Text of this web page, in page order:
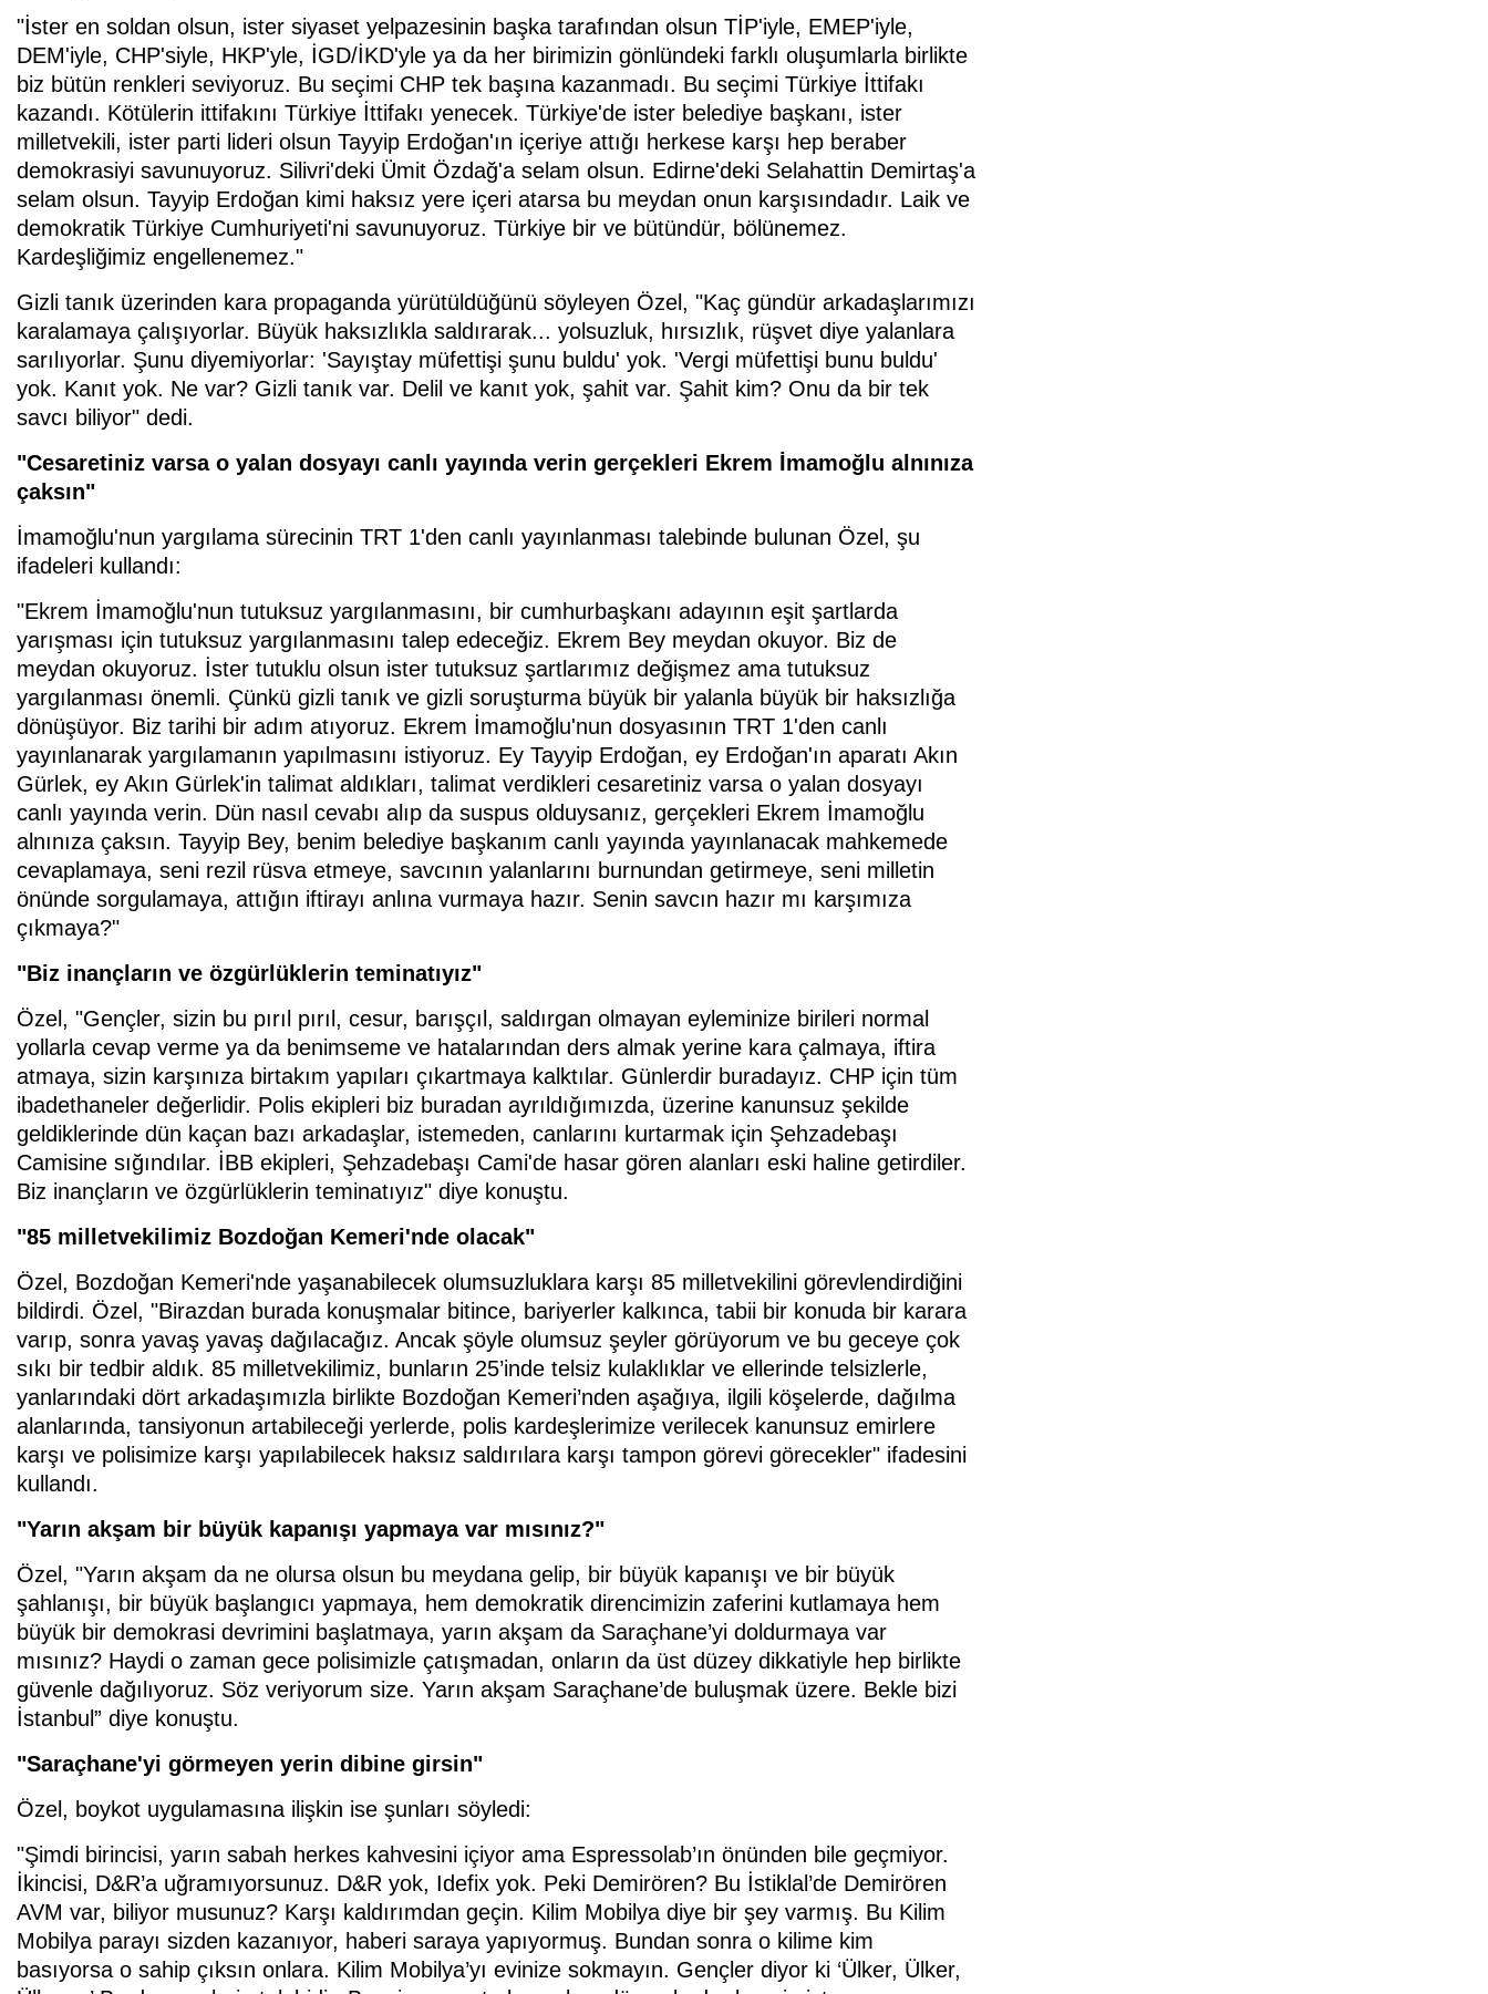
"İster en soldan olsun, ister siyaset yelpazesinin başka tarafından olsun TİP'iyle, EMEP'iyle,
DEM'iyle, CHP'siyle, HKP'yle, İGD/İKD'yle ya da her birimizin gönlündeki farklı oluşumlarla birlikte
biz bütün renkleri seviyoruz. Bu seçimi CHP tek başına kazanmadı. Bu seçimi Türkiye İttifakı
kazandı. Kötülerin ittifakını Türkiye İttifakı yenecek. Türkiye'de ister belediye başkanı, ister
milletvekili, ister parti lideri olsun Tayyip Erdoğan'ın içeriye attığı herkese karşı hep beraber
demokrasiyi savunuyoruz. Silivri'deki Ümit Özdağ'a selam olsun. Edirne'deki Selahattin Demirtaş'a
selam olsun. Tayyip Erdoğan kimi haksız yere içeri atarsa bu meydan onun karşısındadır. Laik ve
demokratik Türkiye Cumhuriyeti'ni savunuyoruz. Türkiye bir ve bütündür, bölünemez.
Kardeşliğimiz engellenemez."
Gizli tanık üzerinden kara propaganda yürütüldüğünü söyleyen Özel, "Kaç gündür arkadaşlarımızı
karalamaya çalışıyorlar. Büyük haksızlıkla saldırarak... yolsuzluk, hırsızlık, rüşvet diye yalanlara
sarılıyorlar. Şunu diyemiyorlar: 'Sayıştay müfettişi şunu buldu' yok. 'Vergi müfettişi bunu buldu'
yok. Kanıt yok. Ne var? Gizli tanık var. Delil ve kanıt yok, şahit var. Şahit kim? Onu da bir tek
savcı biliyor" dedi.
"Cesaretiniz varsa o yalan dosyayı canlı yayında verin gerçekleri Ekrem İmamoğlu alnınıza
çaksın"
İmamoğlu'nun yargılama sürecinin TRT 1'den canlı yayınlanması talebinde bulunan Özel, şu
ifadeleri kullandı:
"Ekrem İmamoğlu'nun tutuksuz yargılanmasını, bir cumhurbaşkanı adayının eşit şartlarda
yarışması için tutuksuz yargılanmasını talep edeceğiz. Ekrem Bey meydan okuyor. Biz de
meydan okuyoruz. İster tutuklu olsun ister tutuksuz şartlarımız değişmez ama tutuksuz
yargılanması önemli. Çünkü gizli tanık ve gizli soruşturma büyük bir yalanla büyük bir haksızlığa
dönüşüyor. Biz tarihi bir adım atıyoruz. Ekrem İmamoğlu'nun dosyasının TRT 1'den canlı
yayınlanarak yargılamanın yapılmasını istiyoruz. Ey Tayyip Erdoğan, ey Erdoğan'ın aparatı Akın
Gürlek, ey Akın Gürlek'in talimat aldıkları, talimat verdikleri cesaretiniz varsa o yalan dosyayı
canlı yayında verin. Dün nasıl cevabı alıp da suspus olduysanız, gerçekleri Ekrem İmamoğlu
alnınıza çaksın. Tayyip Bey, benim belediye başkanım canlı yayında yayınlanacak mahkemede
cevaplamaya, seni rezil rüsva etmeye, savcının yalanlarını burnundan getirmeye, seni milletin
önünde sorgulamaya, attığın iftirayı anlına vurmaya hazır. Senin savcın hazır mı karşımıza
çıkmaya?"
"Biz inançların ve özgürlüklerin teminatıyız"
Özel, "Gençler, sizin bu pırıl pırıl, cesur, barışçıl, saldırgan olmayan eyleminize birileri normal
yollarla cevap verme ya da benimseme ve hatalarından ders almak yerine kara çalmaya, iftira
atmaya, sizin karşınıza birtakım yapıları çıkartmaya kalktılar. Günlerdir buradayız. CHP için tüm
ibadethaneler değerlidir. Polis ekipleri biz buradan ayrıldığımızda, üzerine kanunsuz şekilde
geldiklerinde dün kaçan bazı arkadaşlar, istemeden, canlarını kurtarmak için Şehzadebaşı
Camisine sığındılar. İBB ekipleri, Şehzadebaşı Cami'de hasar gören alanları eski haline getirdiler.
Biz inançların ve özgürlüklerin teminatıyız" diye konuştu.
"85 milletvekilimiz Bozdoğan Kemeri'nde olacak"
Özel, Bozdoğan Kemeri'nde yaşanabilecek olumsuzluklara karşı 85 milletvekilini görevlendirdiğini
bildirdi. Özel, "Birazdan burada konuşmalar bitince, bariyerler kalkınca, tabii bir konuda bir karara
varıp, sonra yavaş yavaş dağılacağız. Ancak şöyle olumsuz şeyler görüyorum ve bu geceye çok
sıkı bir tedbir aldık. 85 milletvekilimiz, bunların 25’inde telsiz kulaklıklar ve ellerinde telsizlerle,
yanlarındaki dört arkadaşımızla birlikte Bozdoğan Kemeri’nden aşağıya, ilgili köşelerde, dağılma
alanlarında, tansiyonun artabileceği yerlerde, polis kardeşlerimize verilecek kanunsuz emirlere
karşı ve polisimize karşı yapılabilecek haksız saldırılara karşı tampon görevi görecekler" ifadesini
kullandı.
"Yarın akşam bir büyük kapanışı yapmaya var mısınız?"
Özel, "Yarın akşam da ne olursa olsun bu meydana gelip, bir büyük kapanışı ve bir büyük
şahlanışı, bir büyük başlangıcı yapmaya, hem demokratik direncimizin zaferini kutlamaya hem
büyük bir demokrasi devrimini başlatmaya, yarın akşam da Saraçhane’yi doldurmaya var
mısınız? Haydi o zaman gece polisimizle çatışmadan, onların da üst düzey dikkatiyle hep birlikte
güvenle dağılıyoruz. Söz veriyorum size. Yarın akşam Saraçhane’de buluşmak üzere. Bekle bizi
İstanbul” diye konuştu.
"Saraçhane'yi görmeyen yerin dibine girsin"
Özel, boykot uygulamasına ilişkin ise şunları söyledi:
"Şimdi birincisi, yarın sabah herkes kahvesini içiyor ama Espressolab’ın önünden bile geçmiyor.
İkincisi, D&R’a uğramıyorsunuz. D&R yok, Idefix yok. Peki Demirören? Bu İstiklal’de Demirören
AVM var, biliyor musunuz? Karşı kaldırımdan geçin. Kilim Mobilya diye bir şey varmış. Bu Kilim
Mobilya parayı sizden kazanıyor, haberi saraya yapıyormuş. Bundan sonra o kilime kim
basıyorsa o sahip çıksın onlara. Kilim Mobilya’yı evinize sokmayın. Gençler diyor ki ‘Ülker, Ülker,